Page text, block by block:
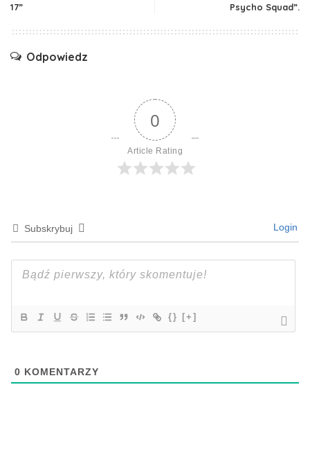
17”
Psycho Squad”.
Odpowiedz
0
Article Rating
Subskrybuj Login
{} [+]
0 KOMENTARZY